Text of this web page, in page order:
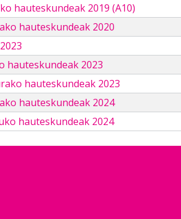
hauteskundeak 2019 (A10)
hauteskundeak 2020
hauteskundeak 2023
hauteskundeak 2023
hauteskundeak 2024
hauteskundeak 2024